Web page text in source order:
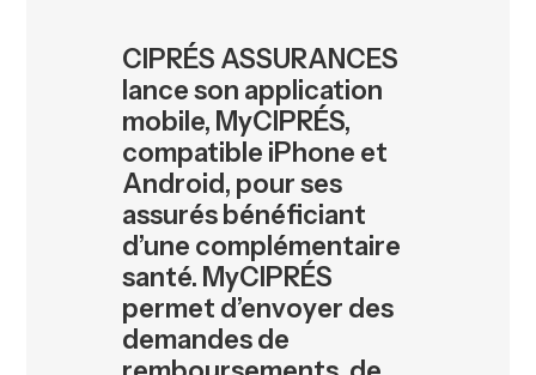
CIPRÉS ASSURANCES
lance son application
mobile, MyCIPRÉS,
compatible iPhone et
Android, pour ses
assurés bénéficiant
d’une complémentaire
santé. MyCIPRÉS
permet d’envoyer des
demandes de